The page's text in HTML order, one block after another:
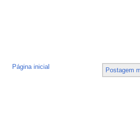
Postagem
Página inicial